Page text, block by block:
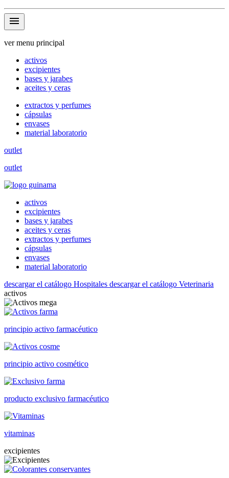
menu
ver menu principal
activos
excipientes
bases y jarabes
aceites y ceras
extractos y perfumes
cápsulas
envases
material laboratorio
outlet
outlet
activos
excipientes
bases y jarabes
aceites y ceras
extractos y perfumes
cápsulas
envases
material laboratorio
descargar el catálogo Hospitales descargar el catálogo Veterinaria
activos
principio activo farmacéutico
principio activo cosmético
producto exclusivo farmacéutico
vitaminas
excipientes